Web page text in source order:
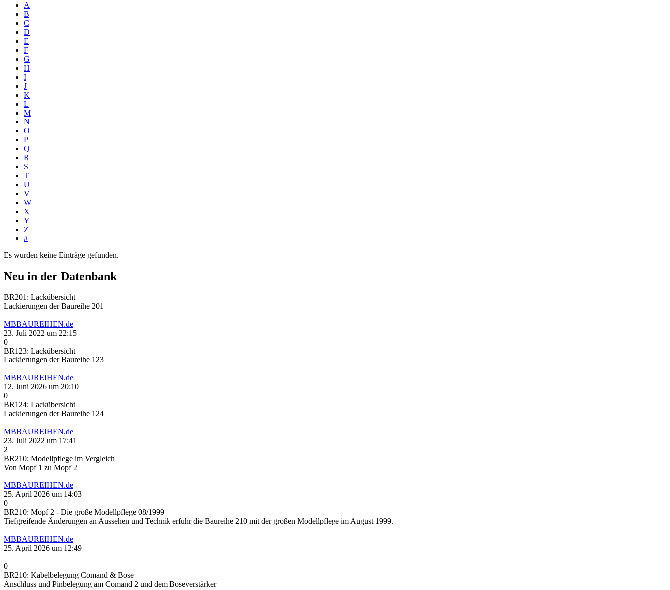
A
B
C
D
E
F
G
H
I
J
K
L
M
N
O
P
Q
R
S
T
U
V
W
X
Y
Z
#
Es wurden keine Einträge gefunden.
Neu in der Datenbank
BR201: Lackübersicht
Lackierungen der Baureihe 201
MBBAUREIHEN.de
23. Juli 2022 um 22:15
0
BR123: Lackübersicht
Lackierungen der Baureihe 123
MBBAUREIHEN.de
12. Juni 2026 um 20:10
0
BR124: Lackübersicht
Lackierungen der Baureihe 124
MBBAUREIHEN.de
23. Juli 2022 um 17:41
2
BR210: Modellpflege im Vergleich
Von Mopf 1 zu Mopf 2
MBBAUREIHEN.de
25. April 2026 um 14:03
0
BR210: Mopf 2 - Die große Modellpflege 08/1999
Tiefgreifende Änderungen an Aussehen und Technik erfuhr die Baureihe 210 mit der großen Modellpflege im August 1999.
MBBAUREIHEN.de
25. April 2026 um 12:49
0
BR210: Kabelbelegung Comand & Bose
Anschluss und Pinbelegung am Comand 2 und dem Boseverstärker